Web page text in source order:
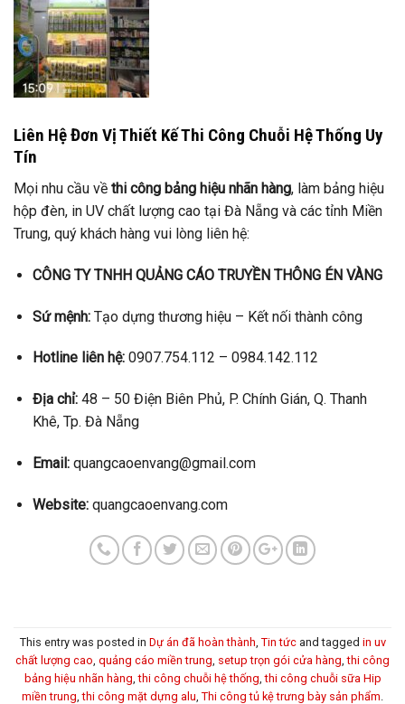
Liên Hệ Đơn Vị Thiết Kế Thi Công Chuỗi Hệ Thống Uy
Tín
Mọi nhu cầu về thi công bảng hiệu nhãn hàng, làm bảng hiệu
hộp đèn, in UV chất lượng cao tại Đà Nẵng và các tỉnh Miền
Trung, quý khách hàng vui lòng liên hệ:
CÔNG TY TNHH QUẢNG CÁO TRUYỀN THÔNG ÉN VÀNG
Sứ mệnh:Tạo dựng thương hiệu – Kết nối thành công
Hotline liên hệ:0907.754.112 – 0984.142.112
Địa chỉ:48 – 50 Điện Biên Phủ, P. Chính Gián, Q. Thanh
Khê, Tp. Đà Nẵng
Email:quangcaoenvang@gmail.com
Website:quangcaoenvang.com
This entry was posted in Dự án đã hoàn thành Tin tứcand tagged in uv
chất lượng cao quảng cáo miền trung setup trọn gói cửa hàng ,thi công
bảng hiệu nhãn hàng ,thi công chuỗi hệ thống ,thi công chuỗi sữa Hip
miền trung ,thi công mặt dựng alu Thi công tủ kệ trưng bày sản phẩm